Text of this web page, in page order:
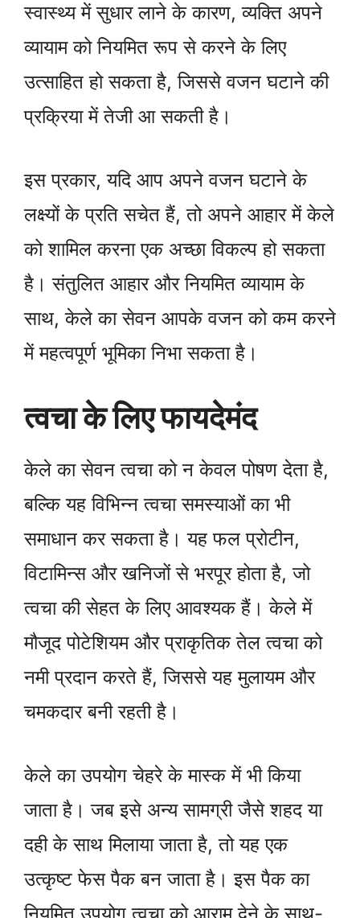
स्वास्थ्य में सुधार लाने के कारण, व्यक्ति अपने
व्यायाम को नियमित रूप से करने के लिए
उत्साहित हो सकता है, जिससे वजन घटाने की
प्रक्रिया में तेजी आ सकती है।
इस प्रकार, यदि आप अपने वजन घटाने के
लक्ष्यों के प्रति सचेत हैं, तो अपने आहार में केले
को शामिल करना एक अच्छा विकल्प हो सकता
है। संतुलित आहार और नियमित व्यायाम के
साथ, केले का सेवन आपके वजन को कम करने
में महत्वपूर्ण भूमिका निभा सकता है।
त्वचा के लिए फायदेमंद
केले का सेवन त्वचा को न केवल पोषण देता है,
बल्कि यह विभिन्न त्वचा समस्याओं का भी
समाधान कर सकता है। यह फल प्रोटीन,
विटामिन्स और खनिजों से भरपूर होता है, जो
त्वचा की सेहत के लिए आवश्यक हैं। केले में
मौजूद पोटेशियम और प्राकृतिक तेल त्वचा को
नमी प्रदान करते हैं, जिससे यह मुलायम और
चमकदार बनी रहती है।
केले का उपयोग चेहरे के मास्क में भी किया
जाता है। जब इसे अन्य सामग्री जैसे शहद या
दही के साथ मिलाया जाता है, तो यह एक
उत्कृष्ट फेस पैक बन जाता है। इस पैक का